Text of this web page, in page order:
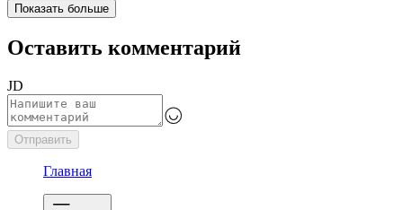
Показать больше
Оставить комментарий
JD
Отправить
Главная